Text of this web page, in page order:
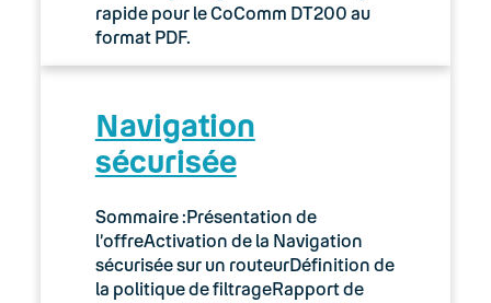
rapide pour le CoComm DT200 au
format PDF.
Navigation
sécurisée
Sommaire :Présentation de
l’offreActivation de la Navigation
sécurisée sur un routeurDéfinition de
la politique de filtrageRapport de